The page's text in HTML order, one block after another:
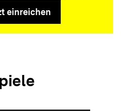
einreichen